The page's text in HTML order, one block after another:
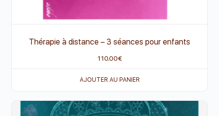
Thérapie à distance – 3 séances pour enfants
110.00€
AJOUTER AU PANIER